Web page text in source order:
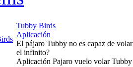
Tubby Birds
Aplicación
El pájaro Tubby no es capaz de
el infinito?
Aplicación Pajaro vuelo volar Tubby